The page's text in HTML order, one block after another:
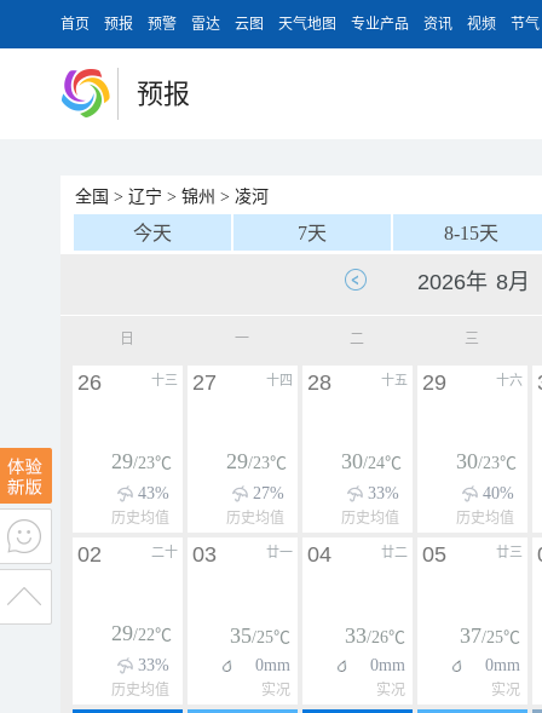
首页 预报 预警 雷达 云图 天气地图 专业产品 资讯 视频 节气
预报
全国 > 辽宁 > 锦州 > 凌河
今天 7天 8-15天
日 一 二 三
十三
26
29/23℃
43%
历史均值
十四
27
29/23℃
27%
历史均值
十五
28
30/24℃
33%
历史均值
十六
29
30/23℃
40%
历史均值
二十
02
29/22℃
33%
历史均值
廿一
03
35/25℃
0mm
实况
廿二
04
33/26℃
0mm
实况
廿三
05
37/25℃
0mm
实况